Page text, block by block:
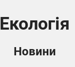
Екологія
Новини